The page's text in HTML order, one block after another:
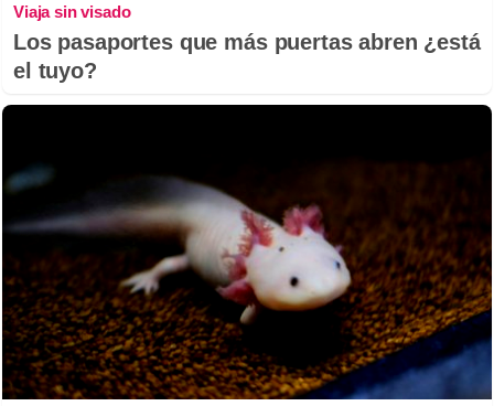
Viaja sin visado
Los pasaportes que más puertas abren ¿está
el tuyo?